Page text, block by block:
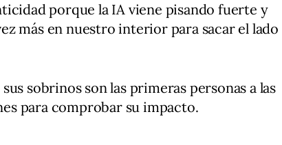
porque la IA viene pisando fuerte y
más en nuestro interior para sacar el lado
sobrinos son las primeras personas a las
para comprobar su impacto.